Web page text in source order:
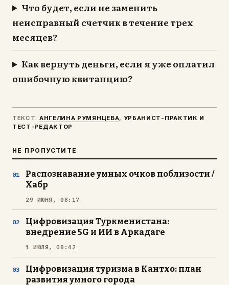
Что будет, если не заменить
неисправный счетчик в течение трех
месяцев?
Как вернуть деньги, если я уже оплатил
ошибочную квитанцию?
ТЕКСТ: АНГЕЛИНА РУМЯНЦЕВА , УРБАНИСТ-ПРАКТИК И
ТЕСТ-РЕДАКТОР
НЕ ПРОПУСТИТЕ
Распознавание умных очков поблизости /
Хабр
29 ИЮНЯ, 08:17
Цифровизация Туркменистана:
внедрение 5G и ИИ в Аркадаге
1 ИЮЛЯ, 08:42
Цифровизация туризма в Кантхо: план
развития умного города